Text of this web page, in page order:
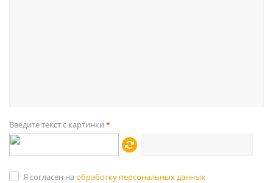
Введите текст с картинки *
Я согласен на обработку персональных данных